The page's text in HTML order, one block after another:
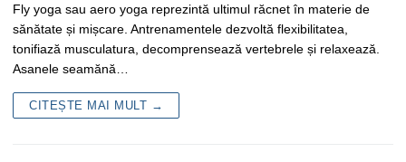
Fly yoga sau aero yoga reprezintă ultimul răcnet în materie de
sănătate și mișcare. Antrenamentele dezvoltă flexibilitatea,
tonifiază musculatura, decomprensează vertebrele și relaxează.
Asanele seamănă…
CITEȘTE MAI MULT →